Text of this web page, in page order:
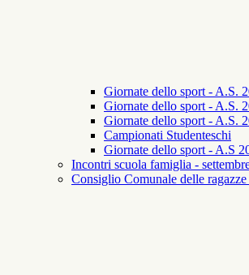
Giornate dello sport - A.S.
Giornate dello sport - A.S.
Giornate dello sport - A.S.
Campionati Studenteschi
Giornate dello sport - A.S
Incontri scuola famiglia -
Consiglio Comunale delle ragazze